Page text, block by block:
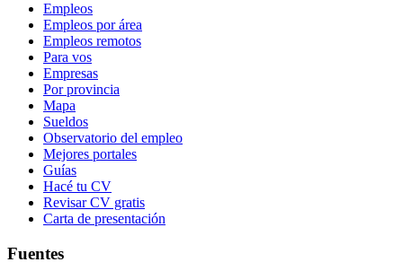
Empleos
Empleos por área
Empleos remotos
Para vos
Empresas
Por provincia
Mapa
Sueldos
Observatorio del empleo
Mejores portales
Guías
Hacé tu CV
Revisar CV gratis
Carta de presentación
Fuentes